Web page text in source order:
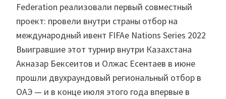
Federation реализовали первый совместный
проект: провели внутри страны отбор на
международный ивент FIFAe Nations Series 2022
Выигравшие этот турнир внутри Казахстана
Акназар Бексеитов и Олжас Есентаев в июне
прошли двухраундовый региональный отбор в
ОАЭ — и в конце июля этого года впервые в